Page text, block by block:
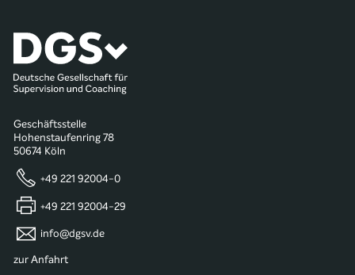
Geschäftsstelle
Hohenstaufenring 78
50674 Köln
+49 221 92004-0
+49 221 92004-29
info@dgsv.de
zur Anfahrt